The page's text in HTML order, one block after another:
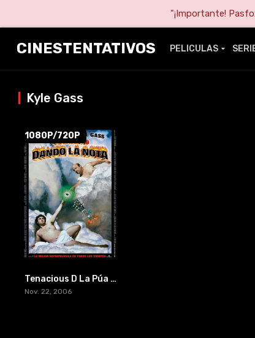
"¡Importante!
CINESTENTATIVOS PELICULAS
Kyle Gass
1080P/720P
Tenacious D La Púa del Destino
Nov. 22, 2006